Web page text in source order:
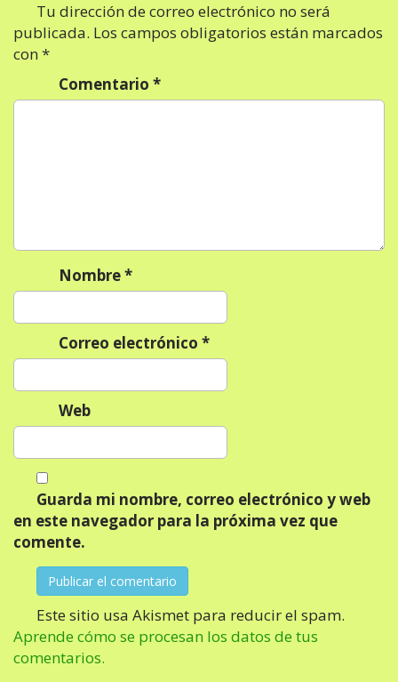
a
c
ó
t
d
a
s
Tu dirección de correo electrónico no será
publicada. Los campos obligatorios están marcados
con*
Comentario *
Nombre*
Correo electrónico *
Web
Guarda mi nombre, correo electrónico y web
en este navegador para la próxima vez que
comente.
Este sitio usa Akismet para reducir el spam.
Aprende cómo se procesan los datos de tus
comentarios.